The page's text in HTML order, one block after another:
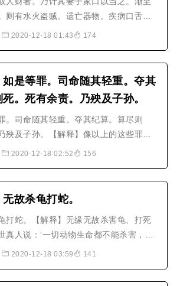
则有水火盗贼。遗亡器物。疾病口舌诸
。【解释】又有各种蛮横霸占他人财物
火灾、盗贼、遗失..
2020-12-18 01:43 174
是等罪。司命随其轻重。夺其
。死有余责。乃殃及子孙。
。司命随其轻重。夺其纪算。算尽则
殃及子孙。【解释】像以上的这些罪
著所犯的轻重，夺除他的寿命（重的十
‘非义而动’以下等..
2020-12-18 02:52 156
故杀龟打蛇。
打蛇。【解释】无缘无故杀害龟、打死
真人说：‘一切动物生命都不能杀害，而
处的精怪，是和北方真武星宿相互呼
2020-12-18 03:59 141